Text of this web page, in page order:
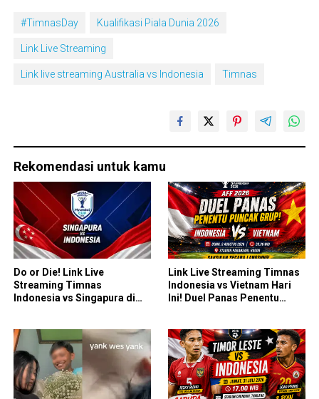
#TimnasDay Kualifikasi Piala Dunia 2026
Link Live Streaming
Link live streaming Australia vs Indonesia Timnas
Rekomendasi untuk kamu
Do or Die! Link Live
Streaming Timnas
Indonesia vs Singapura di
Link Live Streaming Timnas
Indonesia vs Vietnam Hari
Ini! Duel Panas Penentu